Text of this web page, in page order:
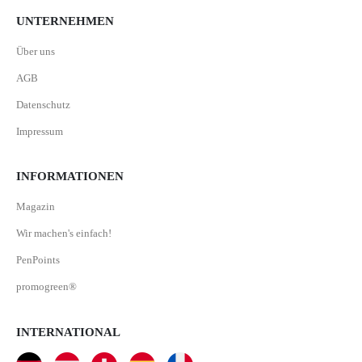
UNTERNEHMEN
Über uns
AGB
Datenschutz
Impressum
INFORMATIONEN
Magazin
Wir machen's einfach!
PenPoints
promogreen®
INTERNATIONAL